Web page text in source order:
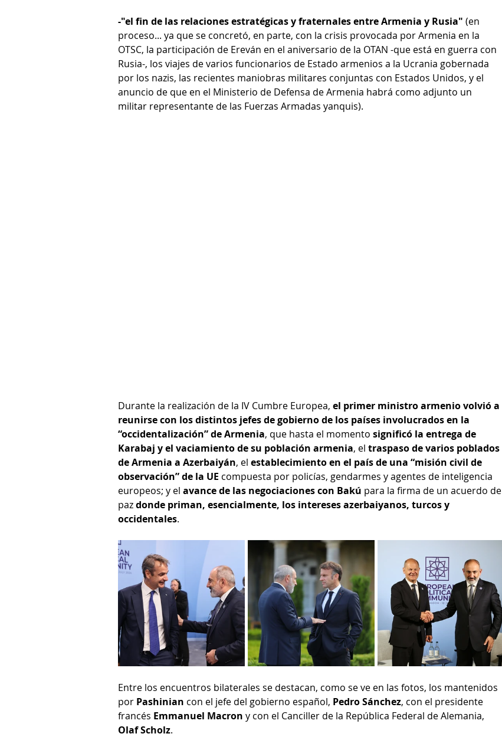
-"el fin de las relaciones estratégicas y fraternales entre Armenia y Rusia" (en
proceso... ya que se concretó, en parte, con la crisis provocada por Armenia en la
OTSC, la participación de Ereván en el aniversario de la OTAN -que está en guerra con
Rusia-, los viajes de varios funcionarios de Estado armenios a la Ucrania gobernada
por los nazis, las recientes maniobras militares conjuntas con Estados Unidos, y el
anuncio de que en el Ministerio de Defensa de Armenia habrá como adjunto un
militar representante de las Fuerzas Armadas yanquis).
Durante la realización de la IV Cumbre Europea, el primer ministro armenio volvió a
reunirse con los distintos jefes de gobierno de los países involucrados en la
“occidentalización” de Armenia, que hasta el momento significó la entrega de
Karabaj y el vaciamiento de su población armenia, el traspaso de varios poblados
de Armenia a Azerbaiyán, el establecimiento en el país de una “misión civil de
observación” de la UE compuesta por policías, gendarmes y agentes de inteligencia
europeos; y el avance de las negociaciones con Bakú para la firma de un acuerdo de
paz donde priman, esencialmente, los intereses azerbaiyanos, turcos y
occidentales.
Entre los encuentros bilaterales se destacan, como se ve en las fotos, los mantenidos
por Pashinian con el jefe del gobierno español, Pedro Sánchez, con el presidente
francés Emmanuel Macron y con el Canciller de la República Federal de Alemania,
Olaf Scholz.